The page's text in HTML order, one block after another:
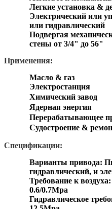
Легкие установка &
Электрический или
или гидравлический
Подвергая
стены от 3/4" до 56"
Применения:
Масло & газ
Электростанция
Химический завод
Ядерная энергия
Перерабатывающее
Судостроение &
Спецификации:
Варианты привода:
гидравлический, и
Требование к
0.6/0.7Mpa
Гидравлическое